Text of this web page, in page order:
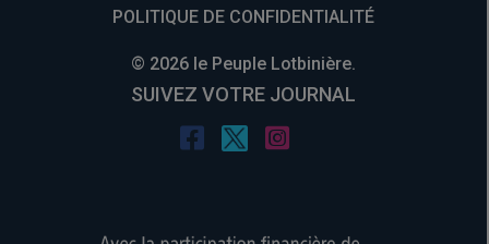
POLITIQUE DE CONFIDENTIALITÉ
© 2026 le Peuple Lotbinière.
SUIVEZ VOTRE JOURNAL